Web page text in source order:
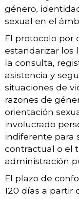
género,
sexual en el
El protocolo por
estandarizar los
la consulta,
asistencia y
situaciones de
razones de
orientación
involucrado
indiferente para
contractual o el
administración
El plazo de
120 días a partir